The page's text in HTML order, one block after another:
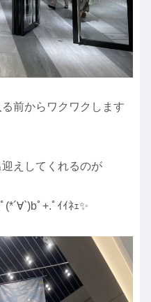
前からワクワクします
えしてくれるのが
ﾟ+.ﾟｲｲﾈｪ✨